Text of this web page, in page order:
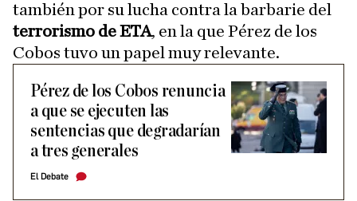
también por su lucha contra la barbarie del
terrorismo de ETA, en la que Pérez de los
Cobos tuvo un papel muy relevante.
Pérez de los Cobos renuncia
a que se ejecuten las
sentencias que degradarían
a tres generales
El Debate